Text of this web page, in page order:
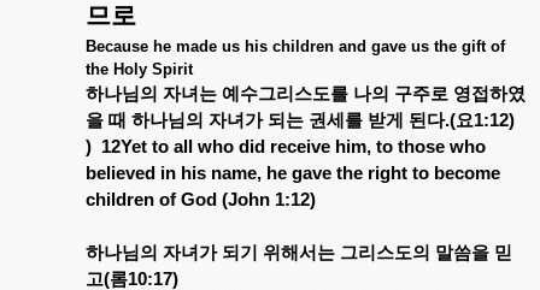
므로
Because he made us his children and gave us the gift of
the Holy Spirit
하나님의 자녀는 예수그리스도를 나의 구주로 영접하였
을 때 하나님의 자녀가 되는 권세를 받게 된다.(요1:12)
) 12Yet to all who did receive him, to those who
believed in his name, he gave the right to become
children of God (John 1:12)
하나님의 자녀가 되기 위해서는 그리스도의 말씀을 믿
고(롬10:17)